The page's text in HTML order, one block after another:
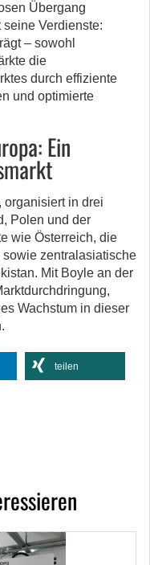
Übergang
Verdienste:
– sowohl
die
durch effiziente
und optimierte
Ein
organisiert in drei
Polen und der
wie Österreich, die
zentralasiatische
Mit Boyle an der
Wachstum in dieser
teilen